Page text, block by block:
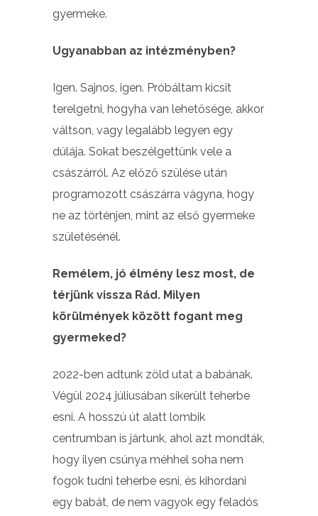
gyermeke.
Ugyanabban az intézményben?
Igen. Sajnos, igen. Próbáltam kicsit
terelgetni, hogyha van lehetősége, akkor
váltson, vagy legalább legyen egy
dúlája. Sokat beszélgettünk vele a
császárról. Az előző szülése után
programozott császárra vágyna, hogy
ne az történjen, mint az első gyermeke
születésénél.
Remélem, jó élmény lesz most, de
térjünk vissza Rád. Milyen
körülmények között fogant meg
gyermeked?
2022-ben adtunk zöld utat a babának.
Végül 2024 júliusában sikerült teherbe
esni. A hosszú út alatt lombik
centrumban is jártunk, ahol azt mondták,
hogy ilyen csúnya méhhel soha nem
fogok tudni teherbe esni, és kihordani
egy babát, de nem vagyok egy feladós